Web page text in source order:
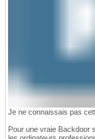
Je ne connaissais pas
Pour une vraie Backdoor